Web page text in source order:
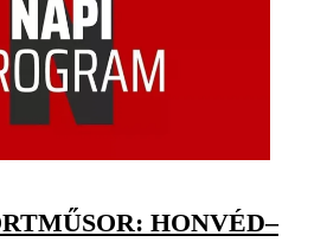
HONVÉD–